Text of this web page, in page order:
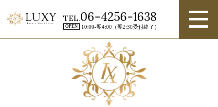
TEL.06-4256-1638
OPEN 10:00-翌4:00（翌2:30受付終了）